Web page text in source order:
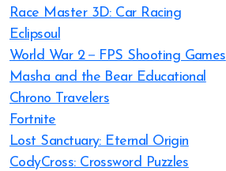
Race Master 3D: Car Racing
Eclipsoul
World War 2－FPS Shooting Games
Masha and the Bear Educational
Chrono Travelers
Fortnite
Lost Sanctuary: Eternal Origin
CodyCross: Crossword Puzzles